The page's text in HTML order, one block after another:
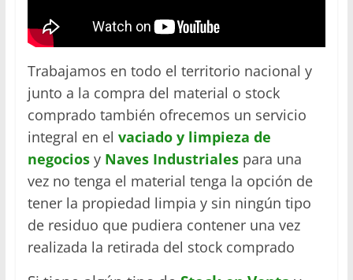
Trabajamos en todo el territorio nacional y
junto a la compra del material o stock
comprado también ofrecemos un servicio
integral en el vaciado y limpieza de
negociosy Naves Industrialespara una
vez no tenga el material tenga la opción de
tener la propiedad limpia y sin ningún tipo
de residuo que pudiera contener una vez
realizada la retirada del stock comprado